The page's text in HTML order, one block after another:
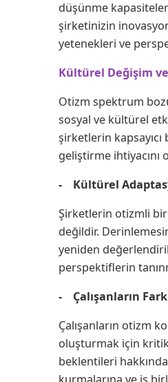
düşünme
şirketinizin
yetenekleri ve
Kültürel Değişim
Otizm spektrum
sosyal ve kültürel
şirketlerin
geliştirme ihtiyacını
- Kültürel
Şirketlerin otizmli
değildir.
yeniden
perspektiflerin
- Çalışanların
Çalışanların otizm
oluşturmak için
beklentileri